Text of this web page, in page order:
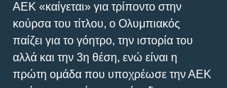
ΑΕΚ «καίγεται» για τρίποντο στην
κούρσα του τίτλου, ο Ολυμπιακός
παίζει για το γόητρο, την ιστορία του
αλλά και την 3η θέση, ενώ είναι η
πρώτη ομάδα που υποχρέωσε την ΑΕΚ